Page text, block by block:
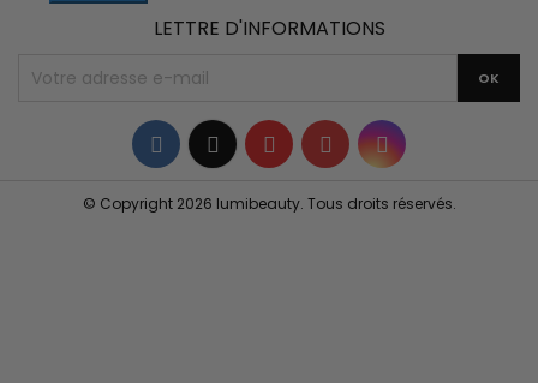
LETTRE D'INFORMATIONS
Facebook
TwitterYouTubePinterestInstagram
© Copyright 2026 lumibeauty. Tous droits réservés.